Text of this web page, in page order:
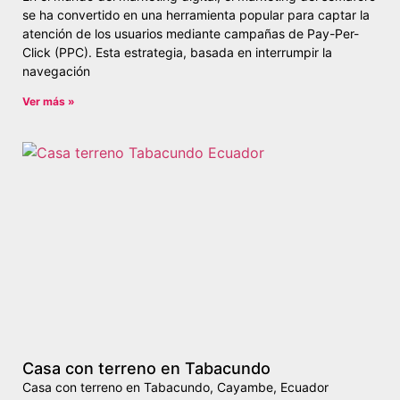
se ha convertido en una herramienta popular para captar la
atención de los usuarios mediante campañas de Pay-Per-
Click (PPC). Esta estrategia, basada en interrumpir la
navegación
Ver más »
Casa con terreno en Tabacundo
Casa con terreno en Tabacundo, Cayambe, Ecuador